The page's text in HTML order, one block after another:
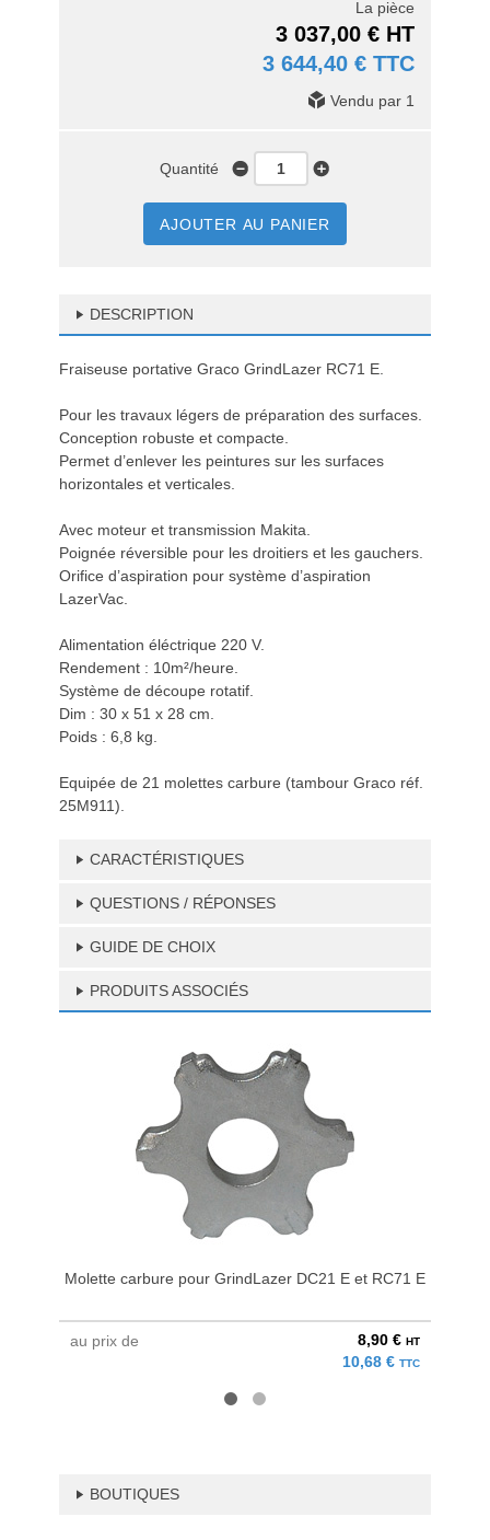
La pièce
3 037,00 € HT
3 644,40 € TTC
Vendu par 1
Quantité
AJOUTER AU PANIER
DESCRIPTION
Fraiseuse portative Graco GrindLazer RC71 E.
Pour les travaux légers de préparation des surfaces.
Conception robuste et compacte.
Permet d’enlever les peintures sur les surfaces
horizontales et verticales.
Avec moteur et transmission Makita.
Poignée réversible pour les droitiers et les gauchers.
Orifice d’aspiration pour système d’aspiration
LazerVac.
Alimentation éléctrique 220 V.
Rendement : 10m²/heure.
Système de découpe rotatif.
Dim : 30 x 51 x 28 cm.
Poids : 6,8 kg.
Equipée de 21 molettes carbure (tambour Graco réf.
25M911).
CARACTÉRISTIQUES
QUESTIONS / RÉPONSES
GUIDE DE CHOIX
PRODUITS ASSOCIÉS
Molette carbure pour GrindLazer DC21 E et RC71 E
au prix de 8,90 € HT
10,68 € TTC
BOUTIQUES